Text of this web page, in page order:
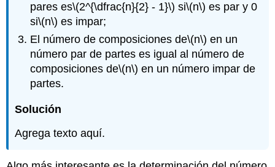
pares es\(2^{\dfrac{n}{2} - 1}\) si\(n\) es par y 0
si\(n\) es impar;
El número de composiciones de\(n\) en un
número par de partes es igual al número de
composiciones de\(n\) en un número impar de
partes.
Solución
Agrega texto aquí.